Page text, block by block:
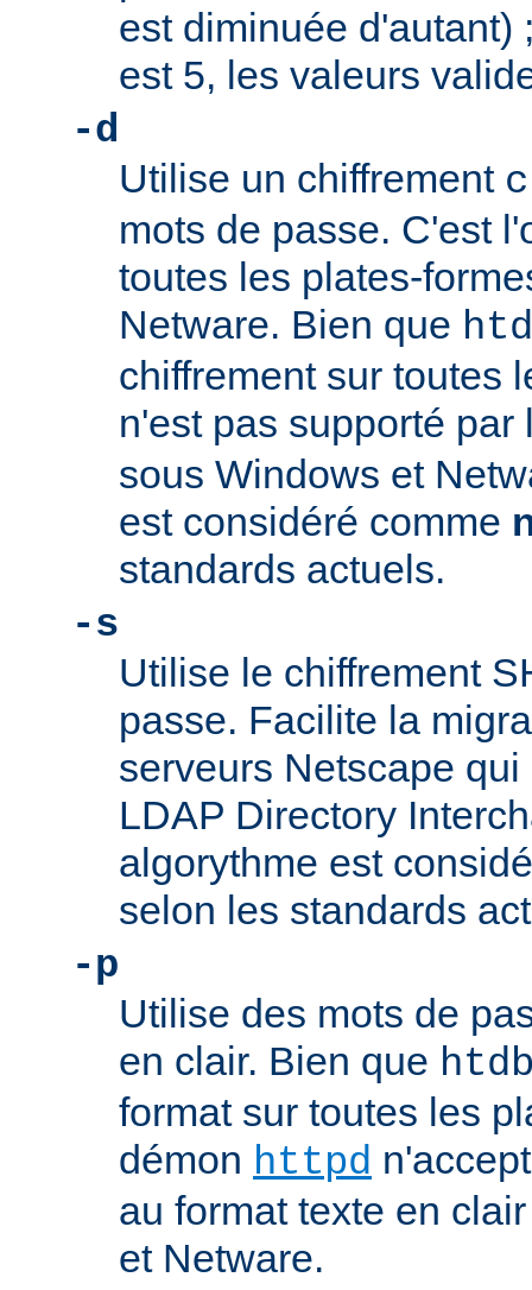
est diminuée d'autant)
est 5, les valeurs
-d
Utilise un chiffrement
mots de passe. C'est
toutes les plates-
Netware. Bien que
chiffrement sur toutes
n'est pas supporté
sous Windows et
est considéré comme
standards actuels.
-s
Utilise le chiffrement
passe. Facilite la
serveurs Netscape
LDAP Directory
algorythme est
selon les standards
-p
Utilise des mots de
en clair. Bien que
format sur toutes les
démon httpd
au format texte en
et Netware.